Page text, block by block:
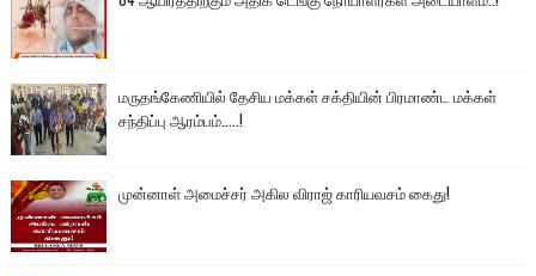
மருதங்கேணியில் தேசிய மக்கள் சக்தியின் பிரமாண்ட மக்கள்
சந்திப்பு ஆரம்பம்.....!
முன்னாள் அமைச்சர் அகில விராஜ் காரியவசம் கைது!